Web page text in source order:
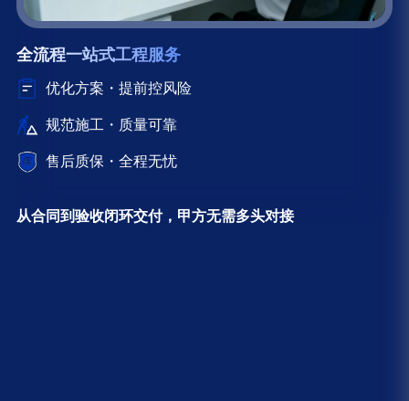
全流程一站式工程服务
优化方案・提前控风险
规范施工・质量可靠
售后质保・全程无忧
从合同到验收闭环交付，甲方无需多头对接